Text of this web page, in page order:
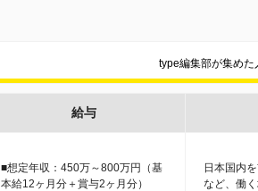
type編集部が集めた
給与
■想定年収：450万～800万円（基
本給12ヶ月分＋賞与2ヶ月分）
日本国内
など、働